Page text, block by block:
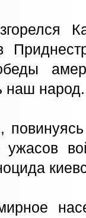
наш народ.
ужасов